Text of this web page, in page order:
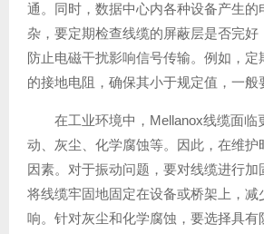
通。同时，数据中心内各种设备产生的
杂，要定期检查线缆的屏蔽层是否完好
防止电磁干扰影响信号传输。例如，定
的接地电阻，确保其小于规定值，一般
在工业环境中，Mellanox线缆面临
动、灰尘、化学腐蚀等。因此，在维护
因素。对于振动问题，要对线缆进行加
将线缆牢固地固定在设备或桥架上，减
响。针对灰尘和化学腐蚀，要选择具有